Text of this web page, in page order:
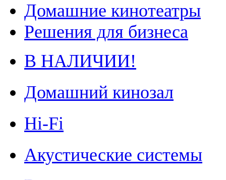
Домашние кинотеатры
Решения для бизнеса
В НАЛИЧИИ!
Домашний кинозал
Hi-Fi
Акустические системы